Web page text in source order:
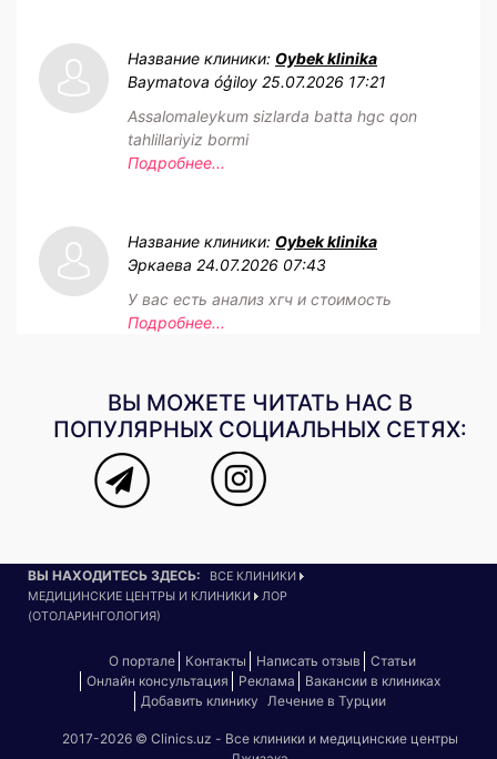
Название клиники: Oybek klinika
Baymatova óģiloy 25.07.2026 17:21
Assalomaleykum sizlarda batta hgc qon
tahlillariyiz bormi
Подробнее...
Название клиники: Oybek klinika
Эркаева 24.07.2026 07:43
У вас есть анализ хгч и стоимость
Подробнее...
ВЫ МОЖЕТЕ ЧИТАТЬ НАС В
ПОПУЛЯРНЫХ СОЦИАЛЬНЫХ СЕТЯХ:
ВЫ НАХОДИТЕСЬ ЗДЕСЬ:
ВСЕ КЛИНИКИ
МЕДИЦИНСКИЕ ЦЕНТРЫ И КЛИНИКИ
ЛОР
(ОТОЛАРИНГОЛОГИЯ)
О портале Контакты Написать отзыв
Статьи
Онлайн консультация
Реклама
Вакансии в клиниках
Добавить клинику
Лечение в Турции
2017-2026 © Clinics.uz - Все клиники и медицинские центры